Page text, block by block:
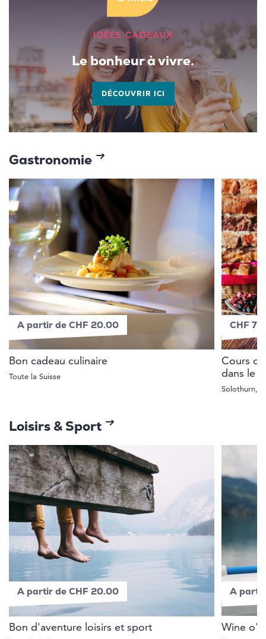
IDÉES CADEAUX
Le bonheur à vivre.
DÉCOUVRIR ICI
Gastronomie
A partir de CHF 20.00
Bon cadeau culinaire
Toute la Suisse
CHF
Cours
dans le
Solothurn,
Loisirs & Sport
A partir de CHF 20.00
Bon d'aventure loisirs et sport
A partir
Wine